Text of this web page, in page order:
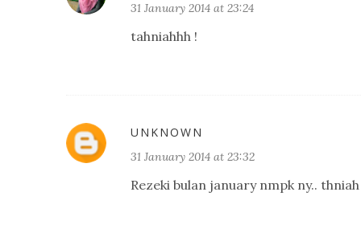
31 January 2014 at 23:24
tahniahhh !
UNKNOWN
31 January 2014 at 23:32
Rezeki bulan january nmpk ny..